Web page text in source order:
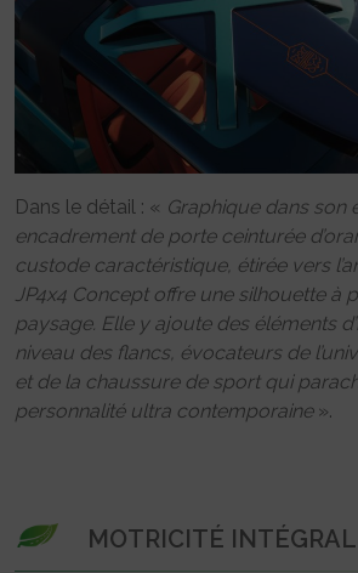
Dans le détail : « Graphique dans son
encadrement de porte ceinturée
custode caractéristique, étirée vers
JP4x4 Concept offre une silhouette à
paysage. Elle y ajoute des éléments
niveau des flancs, évocateurs de
et de la chaussure de sport qui
personnalité ultra contemporaine».
MOTRICITÉ